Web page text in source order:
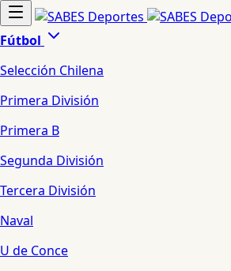
Fútbol
Selección Chilena
Primera División
Primera B
Segunda División
Tercera División
Naval
U de Conce